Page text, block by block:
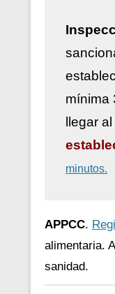
mínima
llegar al
minutos.
APPCC.
alimentaria.
sanidad.